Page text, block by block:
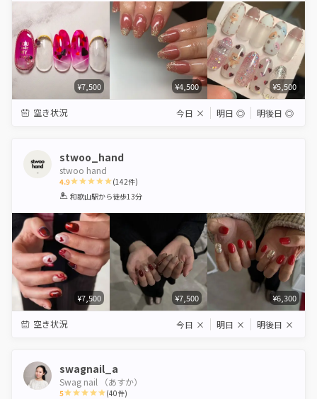
¥7,500 ¥4,500 ¥5,500
空き状況 今日 × 明日 ◎ 明後日 ◎
stwoo_hand
stwoo hand
4.9
1 2 3 4 5
(142件)
和歌山駅から徒歩13分
¥7,500 ¥7,500 ¥6,300
空き状況 今日 × 明日 × 明後日 ×
swagnail_a
Swag nail （あすか）
5 (40件)